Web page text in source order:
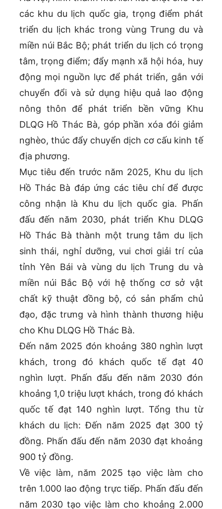
các khu du lịch quốc gia, trọng điểm phát
triển du lịch khác trong vùng Trung du và
miền núi Bắc Bộ; phát triển du lịch có trọng
tâm, trọng điểm; đẩy mạnh xã hội hóa, huy
động mọi nguồn lực để phát triển, gắn với
chuyển đổi và sử dụng hiệu quả lao động
nông thôn để phát triển bền vững Khu
DLQG Hồ Thác Bà, góp phần xóa đói giảm
nghèo, thúc đẩy chuyển dịch cơ cấu kinh tế
địa phương.
Mục tiêu đến trước năm 2025, Khu du lịch
Hồ Thác Bà đáp ứng các tiêu chí để được
công nhận là Khu du lịch quốc gia. Phấn
đấu đến năm 2030, phát triển Khu DLQG
Hồ Thác Bà thành một trung tâm du lịch
sinh thái, nghỉ dưỡng, vui chơi giải trí của
tỉnh Yên Bái và vùng du lịch Trung du và
miền núi Bắc Bộ với hệ thống cơ sở vật
chất kỹ thuật đồng bộ, có sản phẩm chủ
đạo, đặc trưng và hình thành thương hiệu
cho Khu DLQG Hồ Thác Bà.
Đến năm 2025 đón khoảng 380 nghìn lượt
khách, trong đó khách quốc tế đạt 40
nghìn lượt. Phấn đấu đến năm 2030 đón
khoảng 1,0 triệu lượt khách, trong đó khách
quốc tế đạt 140 nghìn lượt. Tổng thu từ
khách du lịch: Đến năm 2025 đạt 300 tỷ
đồng. Phấn đấu đến năm 2030 đạt khoảng
900 tỷ đồng.
Về việc làm, năm 2025 tạo việc làm cho
trên 1.000 lao động trực tiếp. Phấn đấu đến
năm 2030 tạo việc làm cho khoảng 2.000